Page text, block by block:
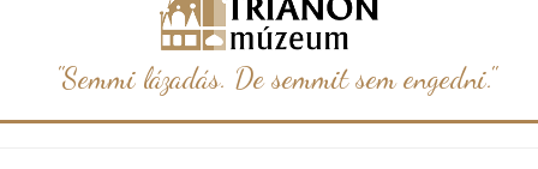
"Semmi lázadás. De semmit sem engedni."